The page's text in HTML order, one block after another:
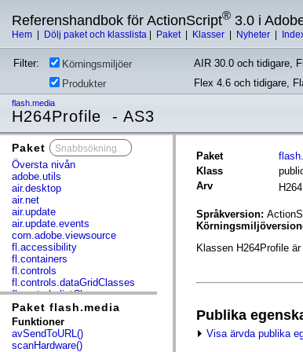
Referenshandbok för ActionScript® 3.0 i
Hem Dölj paket och klasslista Paket Klasser Nyheter
Filter: Körningsmiljöer
AIR 30.0 och tidigare,
Produkter
Flex 4.6 och tidigare,
flash.media
H264Profile - AS3
Paket
Översta nivån
adobe.utils
air.desktop
air.net
air.update
air.update.events
com.adobe.viewsource
fl.accessibility
fl.containers
fl.controls
fl.controls.dataGridClasses
fl.controls.listClasses
fl.controls.progressBarClasses
fl.core
fl.data
fl.display
Paket flash.media
Funktioner
avSendToURL()
scanHardware()
Paket
Klass
Arv
Språkversion:
Klassen H264Profile
Publika
Visa ärvda publika